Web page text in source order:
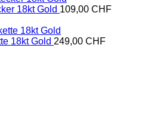
18kt Gold 109,00 CHF
18kt Gold 249,00 CHF